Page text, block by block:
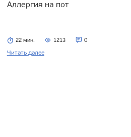
Аллергия на пот
22 мин. 1213 0
Читать далее